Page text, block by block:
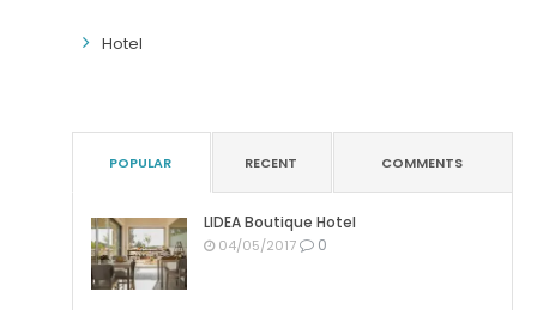
Hotel
POPULAR RECENT COMMENTS
LIDEA Boutique Hotel
04/05/2017 0